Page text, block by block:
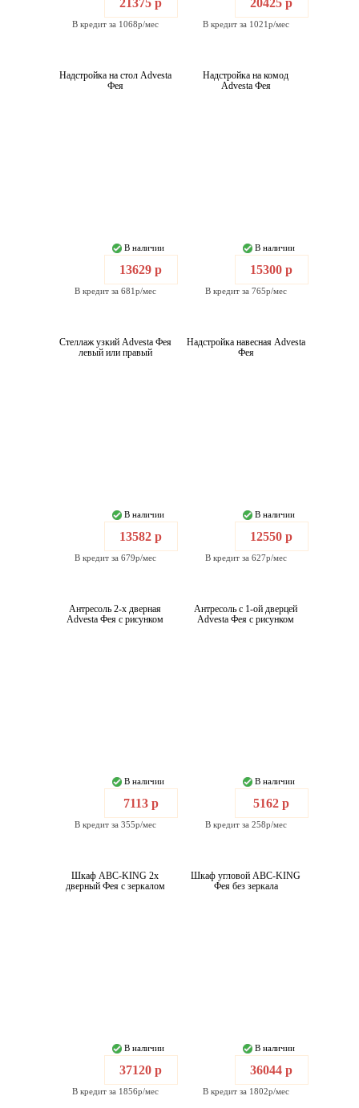
21375 р
В кредит за 1068р/мес
20425 р
В кредит за 1021р/мес
Надстройка на стол Advesta
Фея
В наличии
13629 р
В кредит за 681р/мес
Надстройка на комод
Advesta Фея
В наличии
15300 р
В кредит за 765р/мес
Стеллаж узкий Advesta Фея
левый или правый
В наличии
13582 р
В кредит за 679р/мес
Надстройка навесная Advesta
Фея
В наличии
12550 р
В кредит за 627р/мес
Антресоль 2-х дверная
Advesta Фея с рисунком
В наличии
7113 р
В кредит за 355р/мес
Антресоль с 1-ой дверцей
Advesta Фея с рисунком
В наличии
5162 р
В кредит за 258р/мес
Шкаф ABC-KING 2х
дверный Фея с зеркалом
В наличии
37120 р
В кредит за 1856р/мес
Шкаф угловой ABC-KING
Фея без зеркала
В наличии
36044 р
В кредит за 1802р/мес